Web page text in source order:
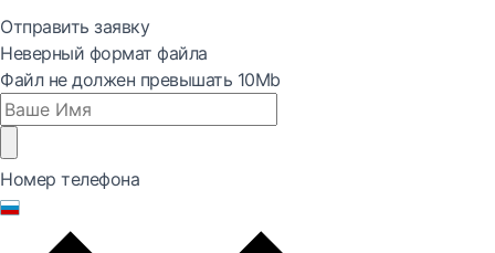
Отправить заявку
Неверный формат файла
Файл не должен превышать 10Mb
Номер телефона